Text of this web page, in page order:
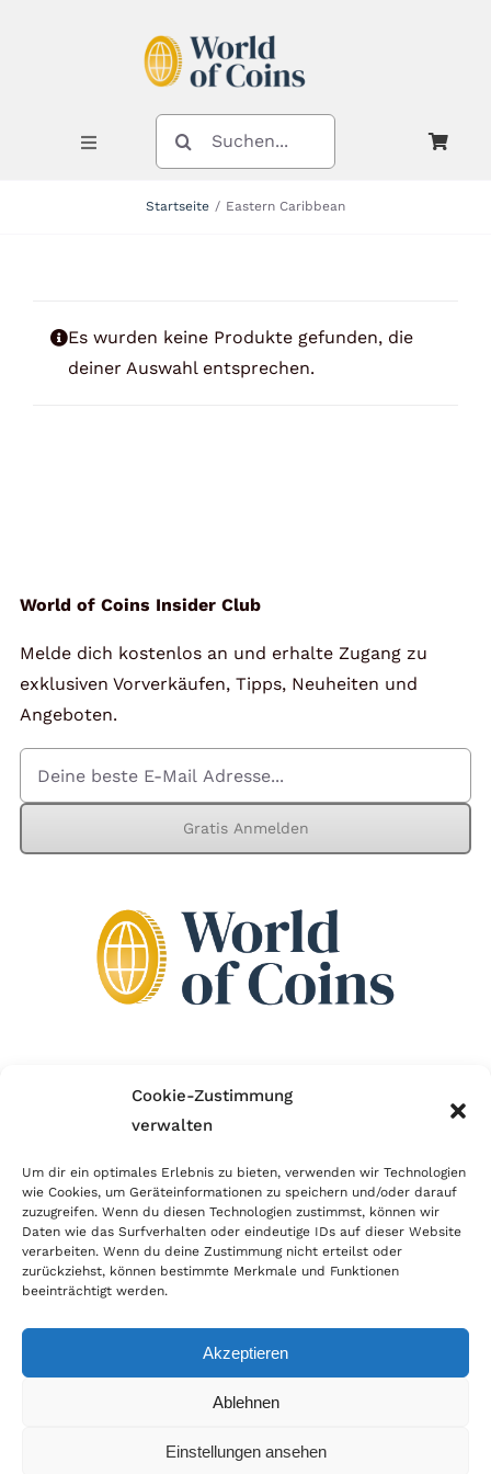
Cookie-Zustimmung
verwalten
Um dir ein optimales Erlebnis zu bieten, verwenden wir Technologien
wie Cookies, um Geräteinformationen zu speichern und/oder darauf
zuzugreifen. Wenn du diesen Technologien zustimmst, können wir
Daten wie das Surfverhalten oder eindeutige IDs auf dieser Website
verarbeiten. Wenn du deine Zustimmung nicht erteilst oder
zurückziehst, können bestimmte Merkmale und Funktionen
beeinträchtigt werden.
Akzeptieren
Ablehnen
Einstellungen ansehen
Toggle
Navigation
Kontakt
Mein Konto
Warenkorb
SUCHE
NACH:
Startseite Eastern Caribbean
Es wurden keine Produkte gefunden, die
deiner Auswahl entsprechen.
World of Coins Insider Club
Melde dich kostenlos an und erhalte Zugang zu
exklusiven Vorverkäufen, Tipps, Neuheiten und
Angeboten.
Gratis Anmelden
Wir sind Mitglied im Händlerbund!
erfolgreichen E-Commerce ein. Auch wir sind wie
viele Onlineshops im Netz Mitglied im Händlerbund
und unterstützen fairen Onlinehandel.
© Copyright 2026 | World of Coins |Impressum|Datenschutz|Cookie
|Zahlung & Versand